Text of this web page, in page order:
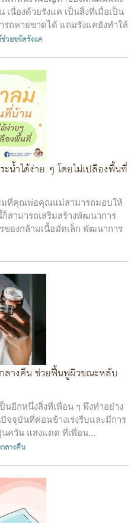
นื่องด้วยรังแค เป็นสิ่งที่เมื่อเป็น
ถหายขาดได้ แถมรังแคยังทำให้
ยขจัดรังแค
น้ำได้ง่าย ๆ โดยไม่เปลืองพื้นที่
รมที่คุณพ่อคุณแม่สามารถมอบให้
สามารถเสริมสร้างพัฒนาการ
องกล้ามเนื้อมัดเล็ก พัฒนาการ
ลางคืน ช่วยฟื้นฟูผิวขณะหลับ
นอีกหนึ่งสิ่งที่เพื่อน ๆ พึงทำอย่าง
จจุบันที่ค่อนข้างเร่งรีบและมีการ
ควัน แสงแดด ที่เพื่อน...
ลางคืน